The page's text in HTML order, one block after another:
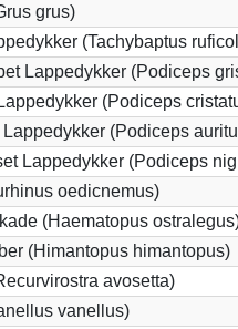
grus)
(Tachybaptus
Lappedykker (Podiceps
(Podiceps
Lappedykker (Podiceps
Lappedykker (Podiceps
oedicnemus)
(Haematopus
(Himantopus himantopus)
avosetta)
vanellus)